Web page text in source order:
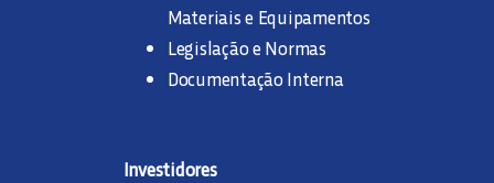
Materiais e Equipamentos
Legislação e Normas
Documentação Interna
Investidores